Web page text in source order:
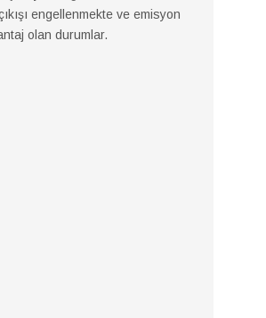
engellenmekte ve emisyon
olan durumlar.